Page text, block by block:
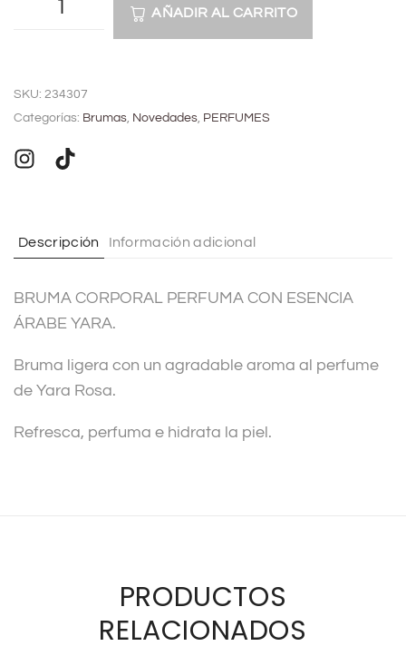
AÑADIR AL CARRITO
t
r
i
e
:
SKU: 234307
Categorías: Brumas, Novedades, PERFUMES
Descripción Información adicional
BRUMA CORPORAL PERFUMA CON ESENCIA
ÁRABE YARA.
Bruma ligera con un agradable aroma al perfume
de Yara Rosa.
Refresca, perfuma e hidrata la piel.
PRODUCTOS
RELACIONADOS